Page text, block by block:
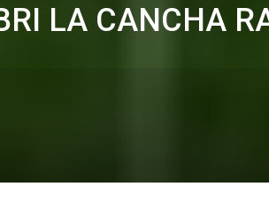
LA CANCHA